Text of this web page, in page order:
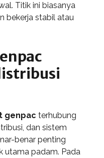
Titik ini biasanya
bekerja stabil atau
genpac terhubung
dan sistem
benar penting
utama padam. Pada